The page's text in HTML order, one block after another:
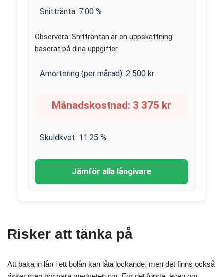
Snittränta: 7.00 %
Observera: Snitträntan är en uppskattning
baserat på dina uppgifter.
Amortering (per månad): 2 500 kr
Månadskostnad: 3 375 kr
Skuldkvot: 11.25 %
Jämför alla långivare
Risker att tänka på
Att baka in lån i ett bolån kan låta lockande, men det finns också